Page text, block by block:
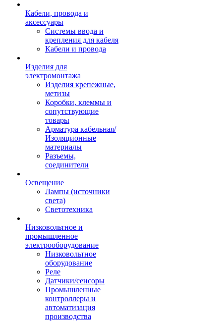
Кабели, провода и
аксессуары
Системы ввода и
крепления для кабеля
Кабели и провода
Изделия для
электромонтажа
Изделия крепежные,
метизы
Коробки, клеммы и
сопутствующие
товары
Арматура кабельная/
Изоляционные
материалы
Разъемы,
соединители
Освещение
Лампы (источники
света)
Светотехника
Низковольтное и
промышленное
электрооборудование
Низковольтное
оборудование
Реле
Датчики/сенсоры
Промышленные
контроллеры и
автоматизация
производства